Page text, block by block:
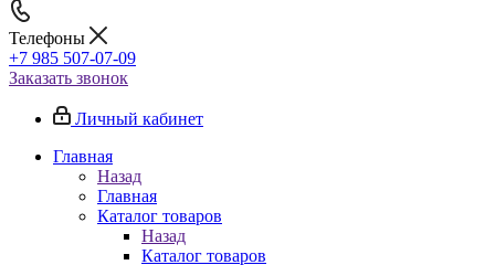
Телефоны
+7 985 507-07-09
Заказать звонок
Личный кабинет
Главная
Назад
Главная
Каталог товаров
Назад
Каталог товаров